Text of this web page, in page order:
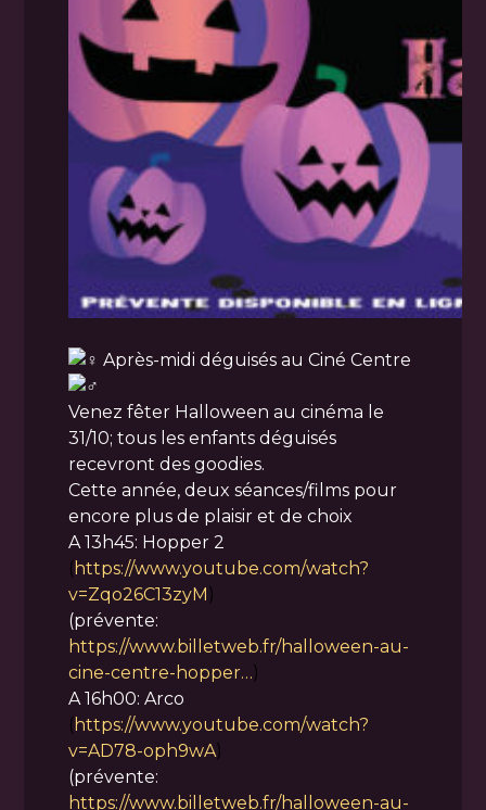
Après-midi déguisés au Ciné Centre
Venez fêter Halloween au cinéma le
31/10; tous les enfants déguisés
recevront des goodies.
Cette année, deux séances/films pour
encore plus de plaisir et de choix
A 13h45: Hopper 2
( https://www.youtube.com/watch?
v=Zqo26C13zyM)
(prévente:
https://www.billetweb.fr/halloween-au-
cine-centre-hopper…)
A 16h00: Arco
( https://www.youtube.com/watch?
v=AD78-oph9wA)
(prévente:
https://www.billetweb.fr/halloween-au-